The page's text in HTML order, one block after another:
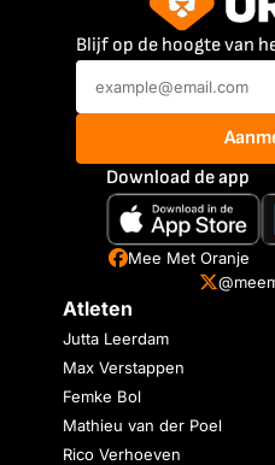
Blijf op de hoogte van
Download de app
Mee Met Oranje
Atleten
Jutta Leerdam
Max Verstappen
Femke Bol
Mathieu van der Poel
Rico Verhoeven